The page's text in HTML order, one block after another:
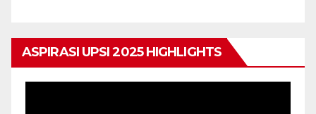
ASPIRASI UPSI 2025 HIGHLIGHTS